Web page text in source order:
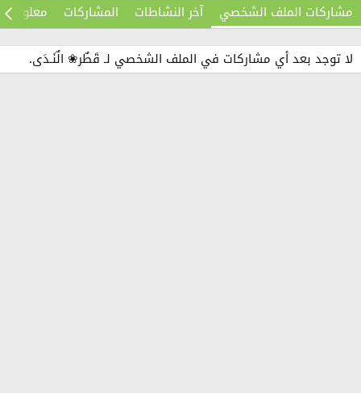
مشاركات الملف الشخصي آخر النشاطات المشاركات معلومات
لا توجد بعد أي مشاركات في الملف الشخصي لـ قَطٌر❀ الٌنَـدَى.